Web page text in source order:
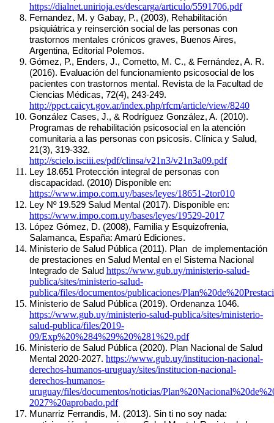
https://dialnet.unirioja.es/descarga/articulo/5591706.pdf
Fernandez, M. y Gabay, P., (2003), Rehabilitación
psiquiátrica y reinserción social de las personas con
trastornos mentales crónicos graves, Buenos Aires,
Argentina, Editorial Polemos.
Gómez, P., Enders, J., Cometto, M. C., & Fernández, A. R.
(2016). Evaluación del funcionamiento psicosocial de los
pacientes con trastornos mental. Revista de la Facultad de
http://ppct.caicyt.gov.ar/index.php/rfcm/article/view/8240
González Cases, J., & Rodríguez González, A. (2010).
Programas de rehabilitación psicosocial en la atención
comunitaria a las personas con psicosis. Clínica y Salud,
http://scielo.isciii.es/pdf/clinsa/v21n3/v21n3a09.pdf
Ley 18.651 Protección integral de personas con
https://www.impo.com.uy/bases/leyes/18651-2tor010
https://www.impo.com.uy/bases/leyes/19529-2017
López Gómez, D. (2008), Familia y Esquizofrenia,
Salamanca, España: Amarú Ediciones.
Ministerio de Salud Pública (2011). Plan  de implementación
de prestaciones en Salud Mental en el Sistema Nacional
Integrado de Salud https://www.gub.uy/ministerio-salud-
publica/sites/ministerio-salud-
publica/files/documentos/publicaciones/
https://www.gub.uy/ministerio-salud-publica/sites/ministerio-
salud-publica/files/2019-
09/Exp%20%284%29%20%281%29.pdf
Ministerio de Salud Pública (2020). Plan Nacional de Salud
Mental 2020-2027. https://www.gub.uy/institucion-nacional-
derechos-humanos-uruguay/sites/institucion-nacional-
derechos-humanos-
uruguay/files/documentos/noticias/
2027%20aprobado.pdf
Munarriz Ferrandis, M. (2013). Sin ti no soy nada: